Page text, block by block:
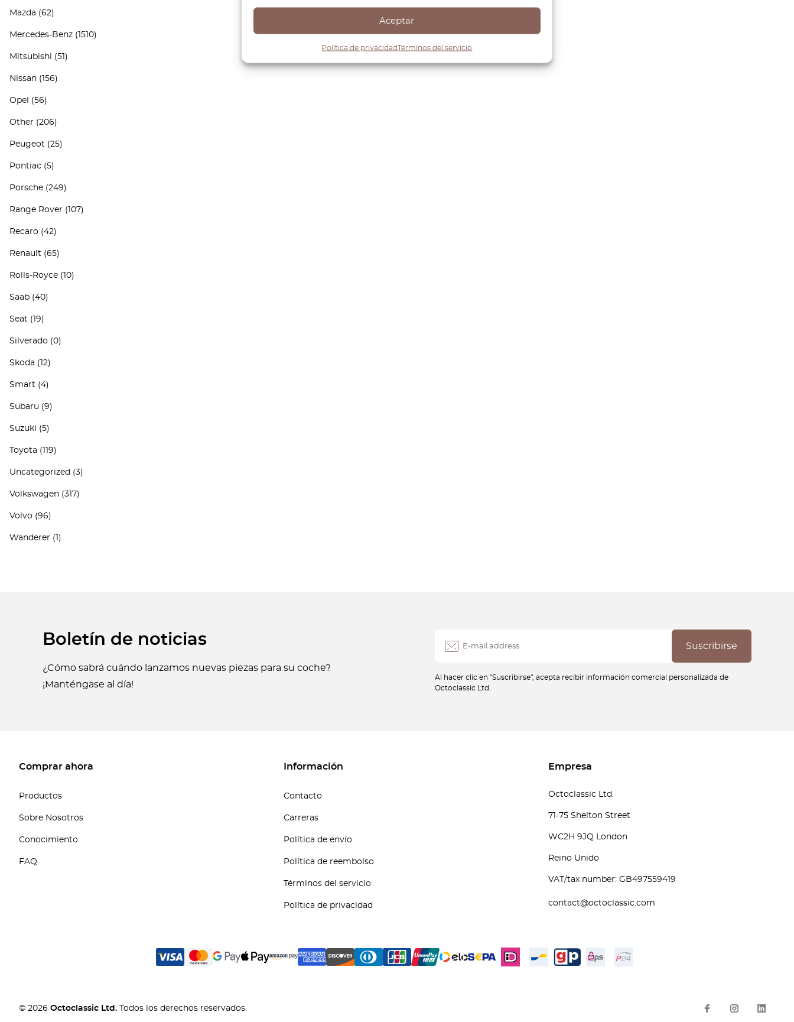
Aceptar
Política de privacidadTérminos del servicio
Mazda (62)
Mercedes-Benz (1510)
Mitsubishi (51)
Nissan (156)
Opel (56)
Other (206)
Peugeot (25)
Pontiac (5)
Porsche (249)
Range Rover (107)
Recaro (42)
Renault (65)
Rolls-Royce (10)
Saab (40)
Seat (19)
Silverado (0)
Skoda (12)
Smart (4)
Subaru (9)
Suzuki (5)
Toyota (119)
Uncategorized (3)
Volkswagen (317)
Volvo (96)
Wanderer (1)
Boletín de noticias
¿Cómo sabrá cuándo lanzamos nuevas piezas para su coche?
¡Manténgase al día!
Al hacer clic en "Suscribirse", acepta recibir información comercial personalizada de
Octoclassic Ltd.
Comprar ahora
Productos
Sobre Nosotros
Conocimiento
FAQ
Información
Contacto
Carreras
Política de envío
Política de reembolso
Términos del servicio
Política de privacidad
Empresa
Octoclassic Ltd.
71-75 Shelton Street
WC2H 9JQ London
Reino Unido
VAT/tax number: GB497559419
contact@octoclassic.com
© 2026 Octoclassic Ltd. Todos los derechos reservados.